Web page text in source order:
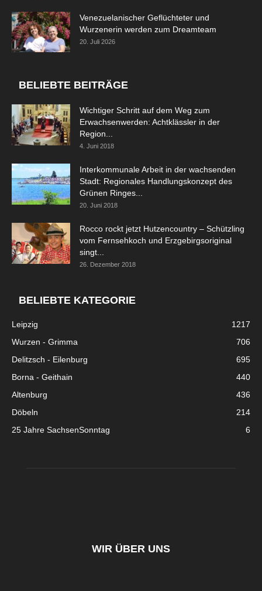
Venezuelanischer Geflüchteter und
Wurzenerin werden zum Dreamteam
20. Juli 2026
BELIEBTE BEITRÄGE
Wichtiger Schritt auf dem Weg zum
Erwachsenwerden: Achtklässler in der
Region...
4. Juni 2018
Interkommunale Arbeit in der wachsenden
Stadt: Regionales Handlungskonzept des
Grünen Ringes...
20. Juni 2018
Rocco rockt jetzt Hutzencountry – Schützling
vom Fernsehkoch und Erzgebirgsoriginal
singt...
26. Dezember 2018
BELIEBTE KATEGORIE
Leipzig
1217
Wurzen - Grimma
706
Delitzsch - Eilenburg
695
Borna - Geithain
440
Altenburg
436
Döbeln
214
25 Jahre SachsenSonntag
6
WIR ÜBER UNS